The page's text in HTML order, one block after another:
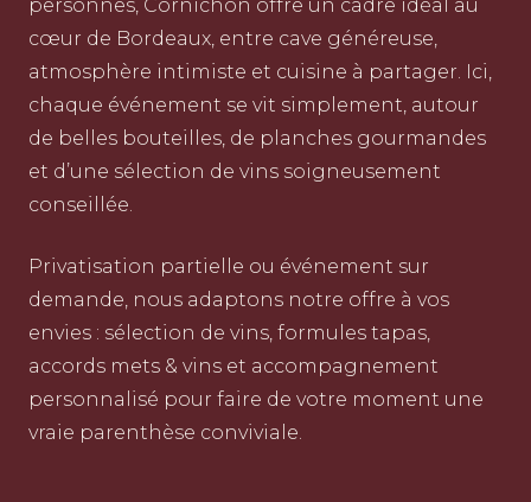
personnes, Cornichon offre un cadre idéal au
cœur de Bordeaux, entre cave généreuse,
atmosphère intimiste et cuisine à partager. Ici,
chaque événement se vit simplement, autour
de belles bouteilles, de planches gourmandes
et d’une sélection de vins soigneusement
conseillée.
Privatisation partielle ou événement sur
demande, nous adaptons notre offre à vos
envies : sélection de vins, formules tapas,
accords mets & vins et accompagnement
personnalisé pour faire de votre moment une
vraie parenthèse conviviale.